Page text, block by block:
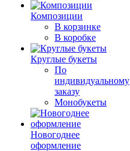
Композиции
В корзинке
В коробке
Круглые букеты
По
индивидуальному
заказу
Монобукеты
Новогоднее
оформление